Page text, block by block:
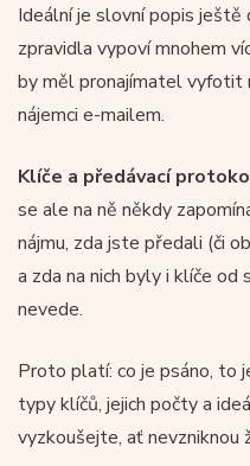
Ideální je slovní popis
zpravidla vypoví mnohem
by měl pronajímatel vyfotit
nájemci e-mailem.
Klíče a předávací
se ale na ně někdy
nájmu, zda jste předali (či
a zda na nich byly i klíče od
nevede.
Proto platí: co je psáno, to
typy klíčů, jejich počty a
vyzkoušejte, ať nevzniknou